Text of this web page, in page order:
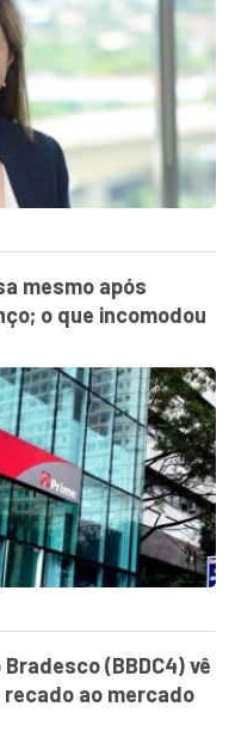
mesmo após
o que incomodou
(BBDC4) vê
recado ao mercado